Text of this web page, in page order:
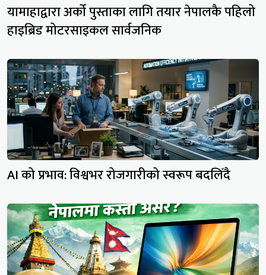
यामाहाद्वारा अर्को पुस्ताका लागि तयार नेपालकै पहिलो
हाइब्रिड मोटरसाइकल सार्वजनिक
AI को प्रभाव: विश्वभर रोजगारीको स्वरूप बदलिँदै